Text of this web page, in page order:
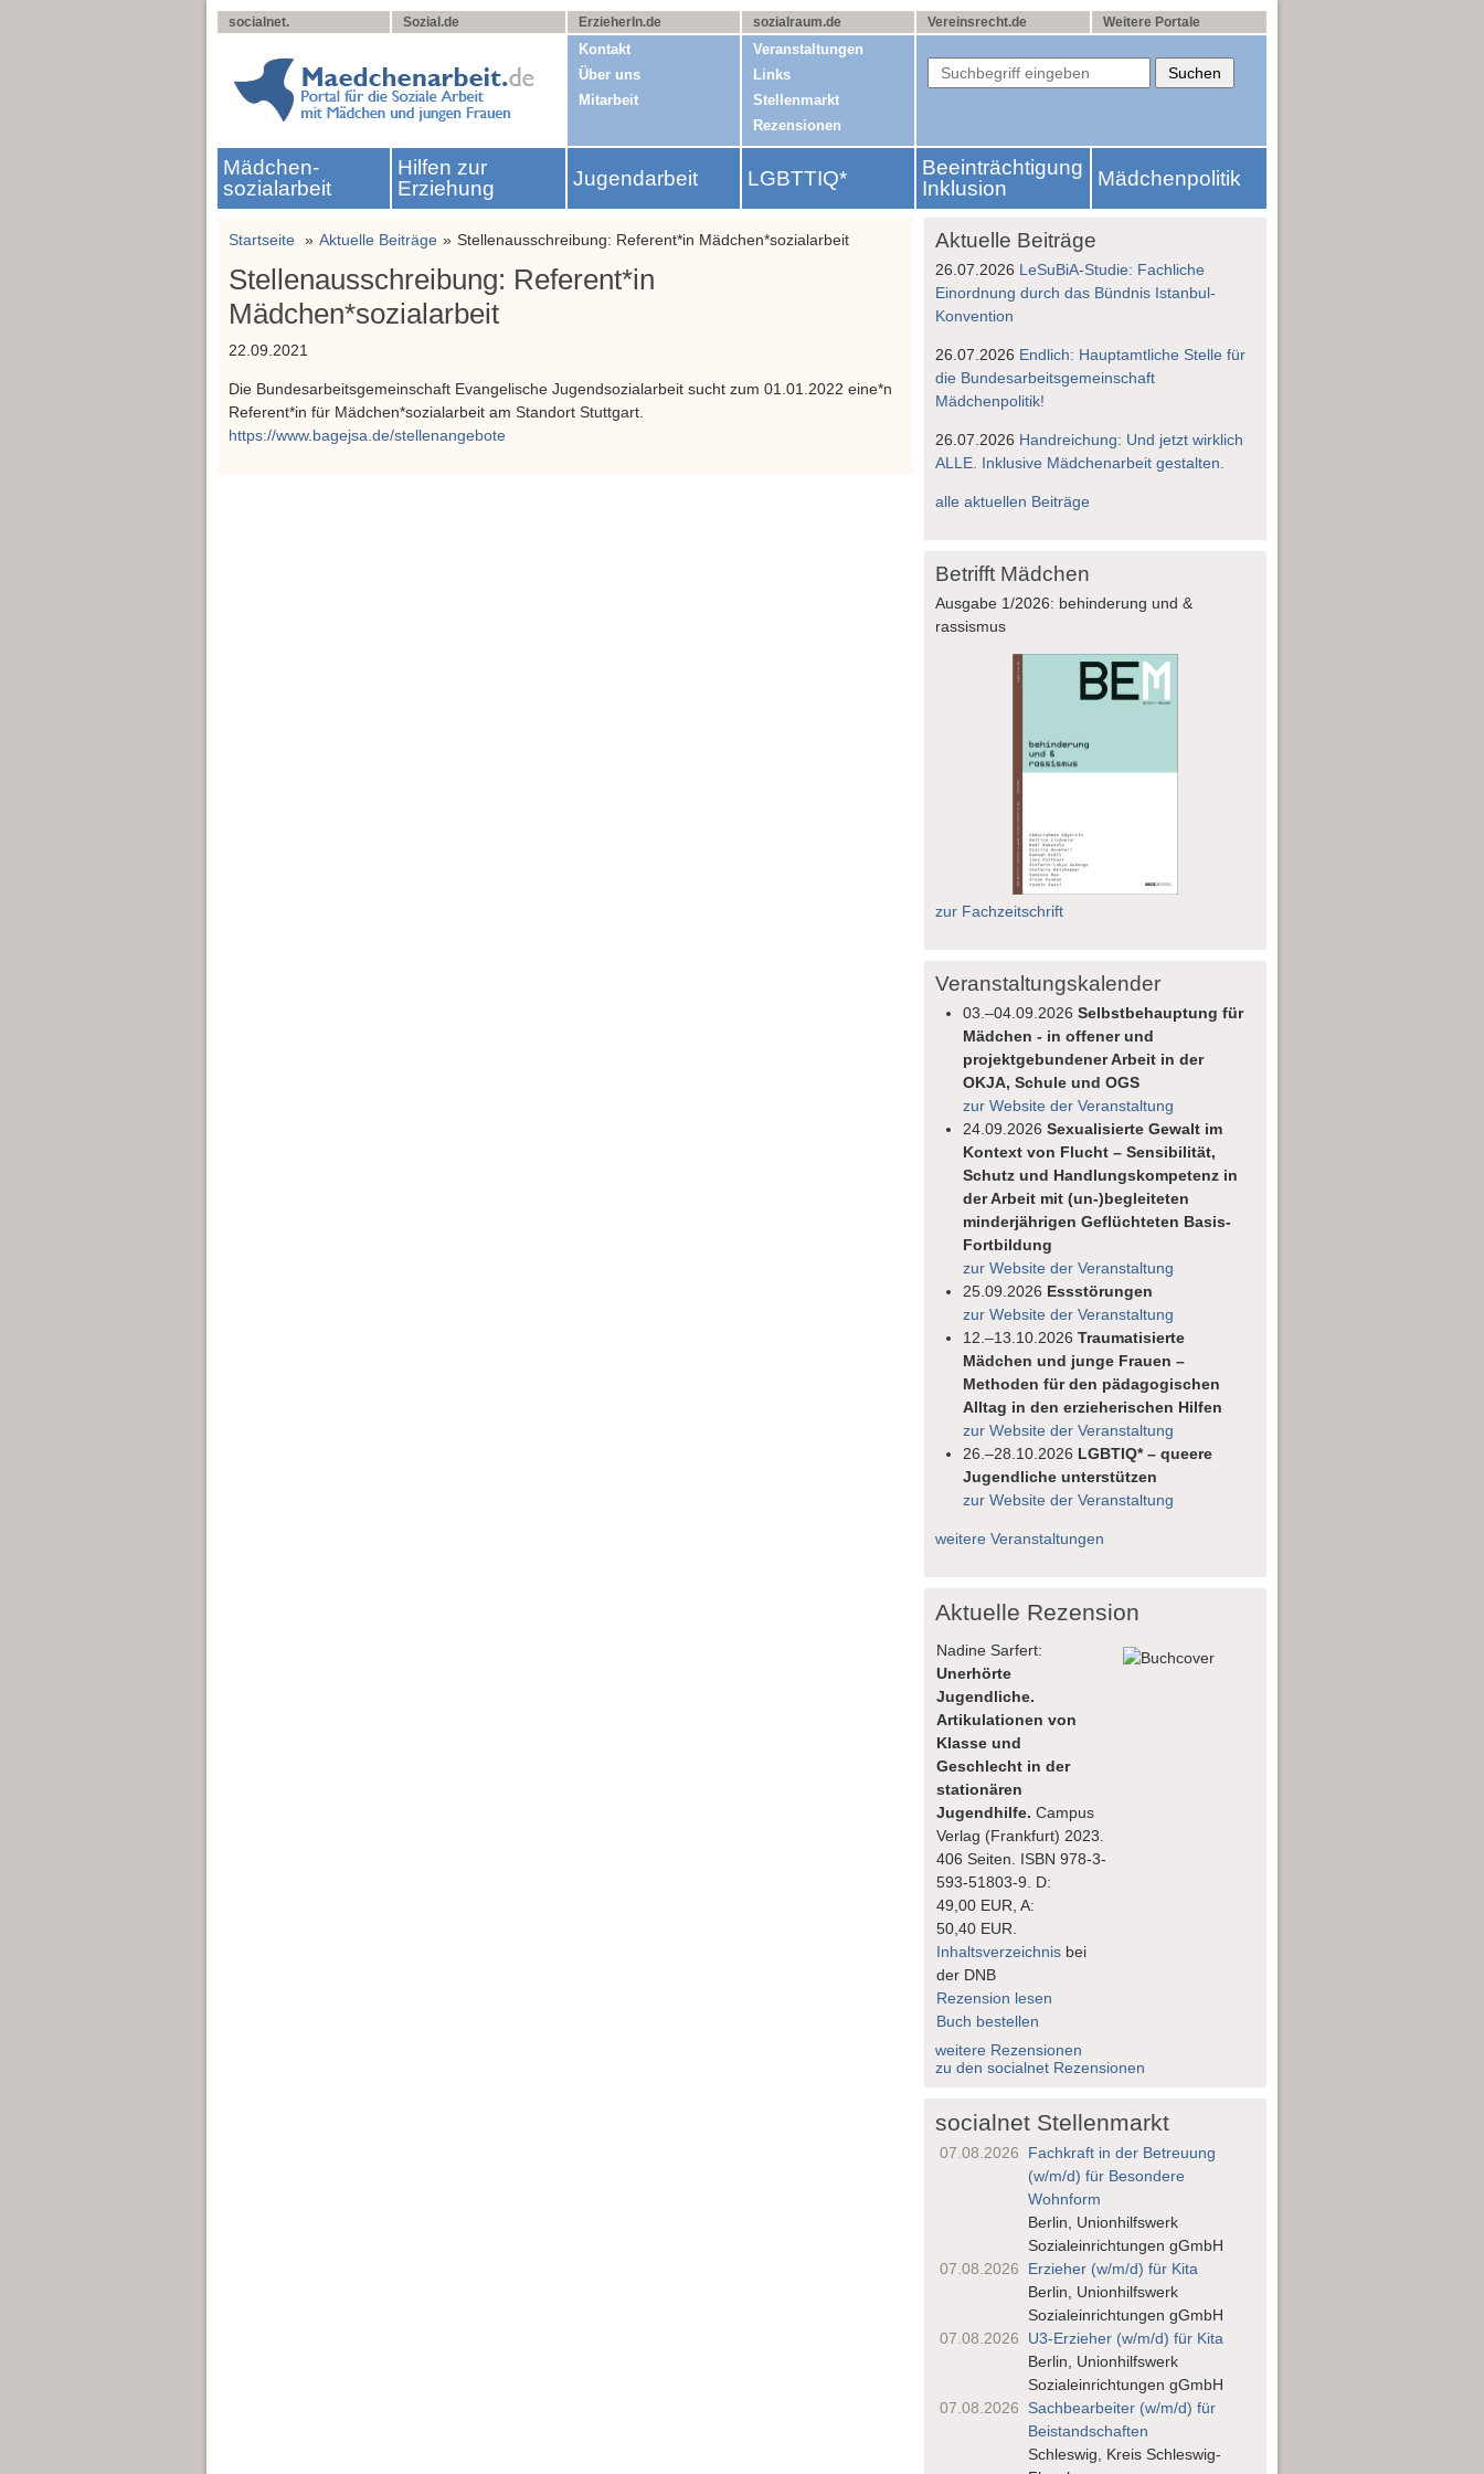
socialnet. Sozial.de ErzieherIn.de sozialraum.de Vereinsrecht.de Weitere Portale
Kontakt
Über uns
Mitarbeit
Veranstaltungen
Links
Stellenmarkt
Rezensionen
Mädchen­
sozialarbeit
Hilfen zur
Erziehung
Jugendarbeit LGBTTIQ*
Beeinträchtigung
Inklusion
Mädchenpolitik
Startseite Aktuelle Beiträge Stellenausschreibung: Referent*in Mädchen*sozialarbeit
Stellenausschreibung: Referent*in
Mädchen*sozialarbeit
22.09.2021
Die Bundesarbeitsgemeinschaft Evangelische Jugendsozialarbeit sucht zum 01.01.2022 eine*n
Referent*in für Mädchen*sozialarbeit am Standort Stuttgart.
https://www.bagejsa.de/stellenangebote
Aktuelle Beiträge
26.07.2026 LeSuBiA-Studie: Fachliche
Einordnung durch das Bündnis Istanbul-
Konvention
26.07.2026 Endlich: Hauptamtliche Stelle für
die Bundesarbeitsgemeinschaft
Mädchenpolitik!
26.07.2026 Handreichung: Und jetzt wirklich
ALLE. Inklusive Mädchenarbeit gestalten.
alle aktuellen Beiträge
Betrifft Mädchen
Ausgabe 1/2026: behinderung und &
rassismus
zur Fachzeitschrift
Veranstaltungskalender
03.–04.09.2026Selbstbehauptung für
Mädchen - in offener und
projektgebundener Arbeit in der
OKJA, Schule und OGS
zur Website der Veranstaltung
24.09.2026Sexualisierte Gewalt im
Kontext von Flucht – Sensibilität,
Schutz und Handlungskompetenz in
der Arbeit mit (un-)begleiteten
minderjährigen Geflüchteten Basis-
Fortbildung
zur Website der Veranstaltung
25.09.2026 Essstörungen
zur Website der Veranstaltung
12.–13.10.2026Traumatisierte
Mädchen und junge Frauen –
Methoden für den pädagogischen
Alltag in den erzieherischen Hilfen
zur Website der Veranstaltung
26.–28.10.2026 LGBTIQ* – queere
Jugendliche unterstützen
zur Website der Veranstaltung
weitere Veranstaltungen
Aktuelle Rezension
Nadine Sarfert:
Unerhörte
Jugendliche.
Artikulationen von
Klasse und
Geschlecht in der
stationären
Jugendhilfe.Campus
Verlag (Frankfurt) 2023.
406 Seiten. ISBN 978-3-
593-51803-9. D:
49,00 EUR, A:
50,40 EUR.
Inhaltsverzeichnis bei
der DNB
Rezension lesen
Buch bestellen
weitere Rezensionen
zu den socialnet Rezensionen
socialnet Stellenmarkt
07.08.2026
Fachkraft in der Betreuung
(w/m/d) für Besondere
Wohnform
Berlin, Unionhilfswerk
Sozialeinrichtungen gGmbH
07.08.2026
Erzieher (w/m/d) für Kita
Berlin, Unionhilfswerk
Sozialeinrichtungen gGmbH
07.08.2026
U3-Erzieher (w/m/d) für Kita
Berlin, Unionhilfswerk
Sozialeinrichtungen gGmbH
07.08.2026
Sachbearbeiter (w/m/d) für
Beistandschaften
Schleswig, Kreis Schleswig-